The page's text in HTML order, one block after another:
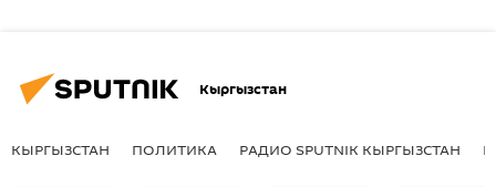
Кыргызстан
КЫРГЫЗСТАН ПОЛИТИКА РАДИО SPUTNIK КЫРГЫЗСТАН